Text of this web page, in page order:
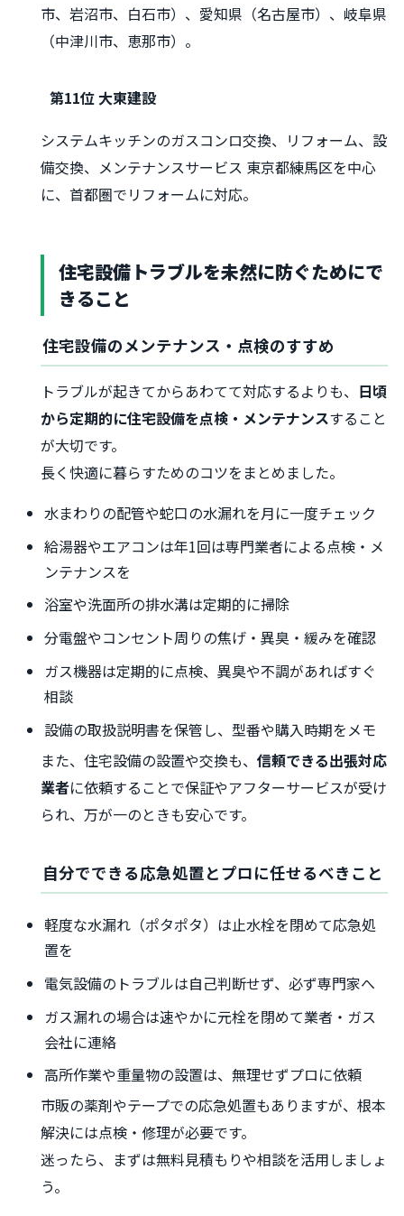
市、岩沼市、白石市）、愛知県（名古屋市）、岐阜県
（中津川市、恵那市）。
第11位 大東建設
システムキッチンのガスコンロ交換、リフォーム、設
備交換、メンテナンスサービス 東京都練馬区を中心
に、首都圏でリフォームに対応。
住宅設備トラブルを未然に防ぐためにで
きること
住宅設備のメンテナンス・点検のすすめ
トラブルが起きてからあわてて対応するよりも、 日頃
から定期的に住宅設備を点検・メンテナンスすること
が大切です。
長く快適に暮らすためのコツをまとめました。
水まわりの配管や蛇口の水漏れを月に一度チェック
給湯器やエアコンは年1回は専門業者による点検・メ
ンテナンスを
浴室や洗面所の排水溝は定期的に掃除
分電盤やコンセント周りの焦げ・異臭・緩みを確認
ガス機器は定期的に点検、異臭や不調があればすぐ
相談
設備の取扱説明書を保管し、型番や購入時期をメモ
また、住宅設備の設置や交換も、信頼できる出張対応
業者に依頼することで保証やアフターサービスが受け
られ、万が一のときも安心です。
自分でできる応急処置とプロに任せるべきこと
軽度な水漏れ（ポタポタ）は止水栓を閉めて応急処
置を
電気設備のトラブルは自己判断せず、必ず専門家へ
ガス漏れの場合は速やかに元栓を閉めて業者・ガス
会社に連絡
高所作業や重量物の設置は、無理せずプロに依頼
市販の薬剤やテープでの応急処置もありますが、根本
解決には点検・修理が必要です。
迷ったら、まずは無料見積もりや相談を活用しましょ
う。